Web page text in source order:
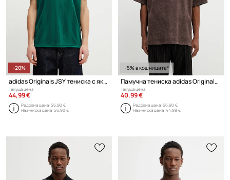
-20%
adidas Originals JSY тениска с яка мъжка
Текуща цена:
44,99 €
Редовна цена:56,90 €
Най-ниска цена:56,90 €
-5% в кошницата*
Памучна тениска adidas Originals Equipment Tee
Текуща цена:
40,99 €
Редовна цена:56,90 €
Най-ниска цена:44,99 €